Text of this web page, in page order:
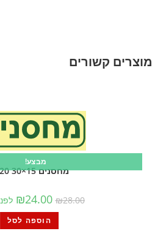
מוצרים קשורים
מבצע!
מחסנים 15×30 8020
₪28.00
₪24.00
הוספה לסל